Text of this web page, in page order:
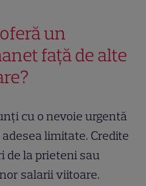
un
față de alte
cu o nevoie urgentă
limitate. Credite
de la prieteni sau
salarii viitoare.